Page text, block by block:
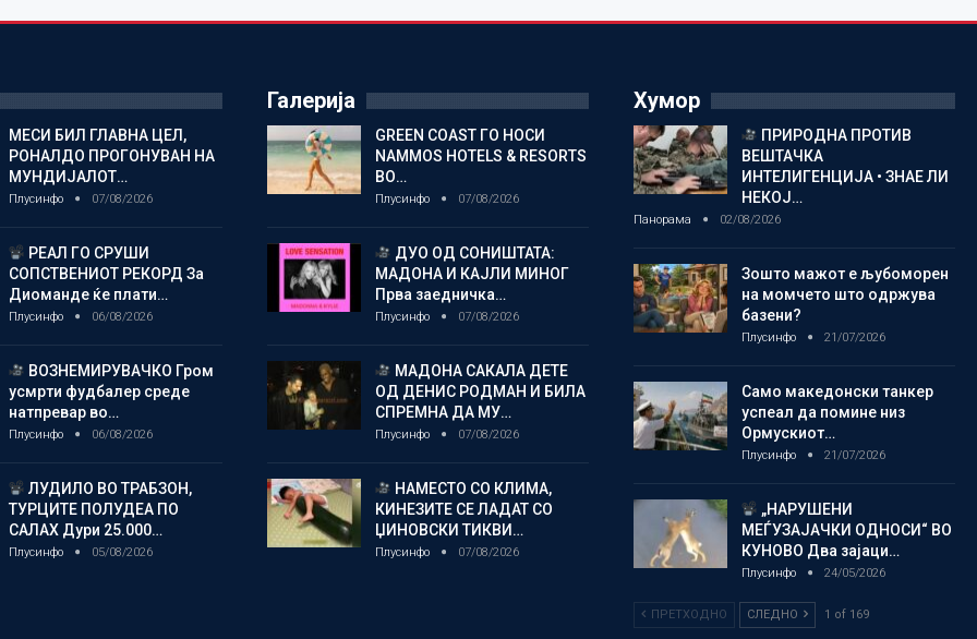
МЕСИ БИЛ ГЛАВНА ЦЕЛ,
РОНАЛДО ПРОГОНУВАН НА
МУНДИЈАЛОТ…
Плусинфо 07/08/2026
РЕАЛ ГО СРУШИ
СОПСТВЕНИОТ РЕКОРД За
Диоманде ќе плати…
Плусинфо 06/08/2026
ВОЗНЕМИРУВАЧКО Гром
усмрти фудбалер среде
натпревар во…
Плусинфо 06/08/2026
ЛУДИЛО ВО ТРАБЗОН,
ТУРЦИТЕ ПОЛУДЕА ПО
САЛАХ Дури 25.000…
Плусинфо 05/08/2026
Галерија
GREEN COAST ГО НОСИ
NAMMOS HOTELS & RESORTS
ВО…
Плусинфо 07/08/2026
ДУО ОД СОНИШТАТА:
МАДОНА И КАЈЛИ МИНОГ
Прва заедничка…
Плусинфо 07/08/2026
МАДОНА САКАЛА ДЕТЕ
ОД ДЕНИС РОДМАН И БИЛА
СПРЕМНА ДА МУ…
Плусинфо 07/08/2026
НАМЕСТО СО КЛИМА,
КИНЕЗИТЕ СЕ ЛАДАТ СО
ЏИНОВСКИ ТИКВИ…
Плусинфо 07/08/2026
Хумор
ПРИРОДНА ПРОТИВ
ВЕШТАЧКА
ИНТЕЛИГЕНЦИЈА • ЗНАЕ ЛИ
НЕКОЈ…
Панорама 02/08/2026
Зошто мажот е љубоморен
на момчето што одржува
базени?
Плусинфо 21/07/2026
Само македонски танкер
успеал да помине низ
Ормускиот…
Плусинфо 21/07/2026
„НАРУШЕНИ
МЕЃУЗАЈАЧКИ ОДНОСИ“ ВО
КУНОВО Два зајаци…
Плусинфо 24/05/2026
ПРЕТХОДНО СЛЕДНО 1 of 169